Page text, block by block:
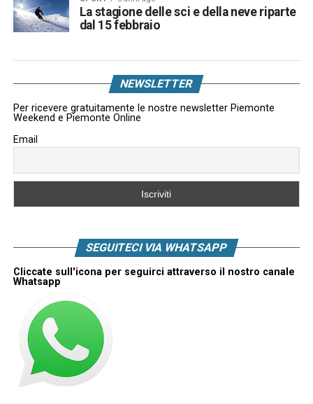
La stagione delle sci e della neve riparte
dal 15 febbraio
NEWSLETTER
Per ricevere gratuitamente le nostre newsletter Piemonte
Weekend e Piemonte Online
Email
SEGUITECI VIA WHATSAPP
Cliccate sull'icona per seguirci attraverso il nostro canale
Whatsapp